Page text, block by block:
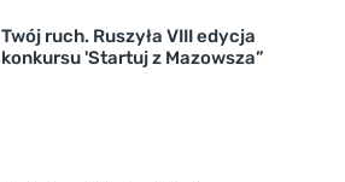
Twój ruch. Ruszyła VIII edycja
konkursu 'Startuj z Mazowsza”